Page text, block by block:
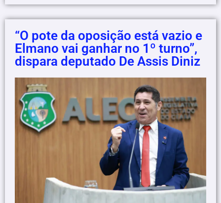
“O pote da oposição está vazio e
Elmano vai ganhar no 1º turno”,
dispara deputado De Assis Diniz